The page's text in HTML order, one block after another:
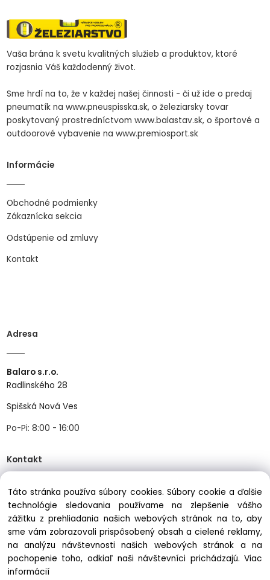
Vaša brána k svetu kvalitných služieb a produktov, ktoré
rozjasnia Váš každodenný život.
Sme hrdí na to, že v každej našej činnosti - či už ide o predaj
pneumatík na www.pneuspisska.sk, o železiarsky tovar
poskytovaný prostredníctvom www.balastav.sk, o športové a
outdoorové vybavenie na www.premiosport.sk
Informácie
Obchodné podmienky
Zákaznícka sekcia
Odstúpenie od zmluvy
Kontakt
Adresa
Balaro s.r.o.
Radlinského 28
Spišská Nová Ves
Po-Pi: 8:00 - 16:00
Kontakt
Tel:+421534466489
Mail:info@balastav.sk
Copyright © 2025 balastav.sk, All rights reserved
Táto stránka používa súbory cookies. Súbory cookie a ďalšie
technológie sledovania používame na zlepšenie vášho
zážitku z prehliadania našich webových stránok na to, aby
sme vám zobrazovali prispôsobený obsah a cielené reklamy,
na analýzu návštevnosti našich webových stránok a na
pochopenie toho, odkiaľ naši návštevníci prichádzajú.Viac
informácií